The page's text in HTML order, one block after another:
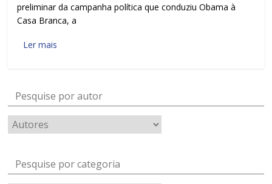
preliminar da campanha política que conduziu Obama à
Casa Branca, a
Ler mais
Pesquise por autor
Pesquise por categoria